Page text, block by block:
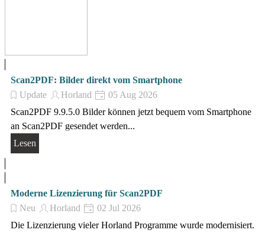
Scan2PDF: Bilder direkt vom Smartphone
Update
Horland
05 Aug 2026
Scan2PDF 9.9.5.0 Bilder können jetzt bequem vom Smartphone
an Scan2PDF gesendet werden...
Lesen
Moderne Lizenzierung für Scan2PDF
Neu
Horland
02 Jul 2026
Die Lizenzierung vieler Horland Programme wurde modernisiert.